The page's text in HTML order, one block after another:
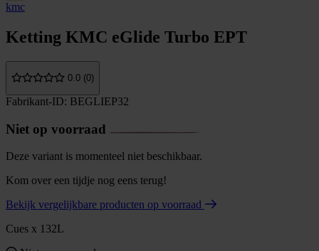
kmc
Ketting KMC eGlide Turbo EPT
0.0 (0)
Fabrikant-ID: BEGLIEP32
Niet op voorraad
Deze variant is momenteel niet beschikbaar.
Kom over een tijdje nog eens terug!
Bekijk vergelijkbare producten op voorraad
Cues x 132L